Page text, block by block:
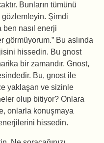
Bunların tümünü
Şimdi
ben nasıl enerji
Bu aslında
hissedin. Bu gnost
bir zamandır. Gnost,
Bu, gnost ile
yaklaşan ve sizinle
olup bitiyor? Onlara
onlarla konuşmaya
hissedin.